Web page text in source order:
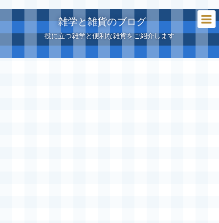
雑学と雑貨のブログ
役に立つ雑学と便利な雑貨をご紹介します